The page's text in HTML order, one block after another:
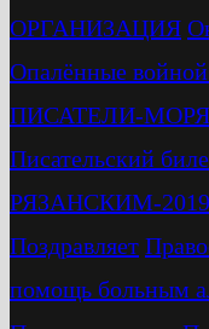
ОРГАНИЗАЦИЯ
Опалённые
ПИСАТЕЛИ-
Писательский
РЯЗАНСКИМ-2019
Поздравляет
помощь больным